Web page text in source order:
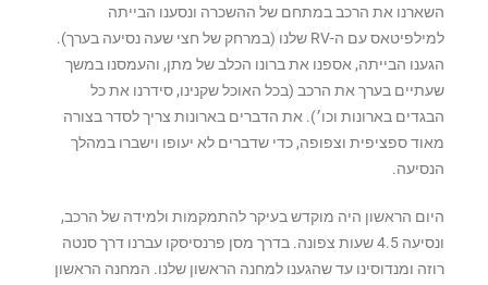
השארנו את הרכב במתחם של ההשכרה ונסענו הבייתה
למילפיטאס עם ה-RV שלנו (במרחק של חצי שעה נסיעה בערך).
הגענו הבייתה, אספנו את ברונו הכלב של מתן, והעמסנו במשך
שעתיים בערך את הרכב (בכל האוכל שקנינו, סידרנו את כל
הבגדים בארונות וכו׳). את הדברים בארונות צריך לסדר בצורה
מאוד ספציפית וצפופה, כדי שדברים לא יעופו וישברו במהלך
הנסיעה.
היום הראשון היה מוקדש בעיקר להתמקמות ולמידה של הרכב,
ונסיעה 4.5 שעות צפונה. בדרך מסן פרנסיסקו עברנו דרך סנטה
רוזה ומנדוסינו עד שהגענו למחנה הראשון שלנו. המחנה הראשון